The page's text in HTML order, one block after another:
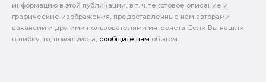
информацию в этой публикации, в т. ч. текстовое описание и
графические изображения, предоставленные нам авторами
вакансии и другими пользователями интернета. Если Вы нашли
ошибку, то, пожалуйста, сообщите нам об этом.